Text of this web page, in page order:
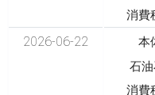
消費
2026-06-22 本
石
消費